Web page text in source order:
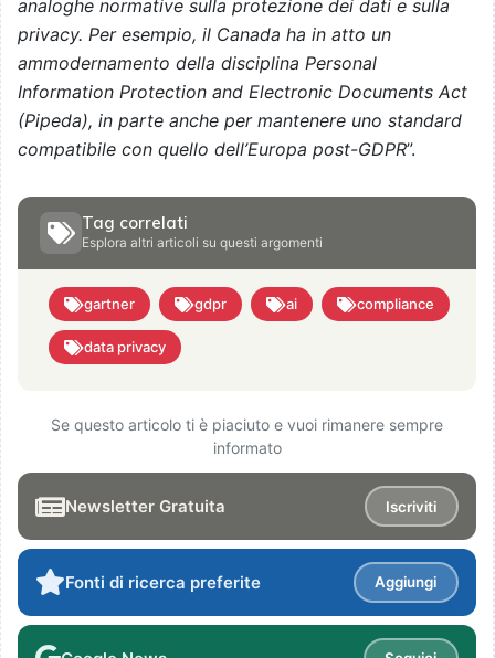
analoghe normative sulla protezione dei dati e sulla
privacy. Per esempio, il Canada ha in atto un
ammodernamento della disciplina Personal
Information Protection and Electronic Documents Act
(Pipeda), in parte anche per mantenere uno standard
compatibile con quello dell’Europa post-GDPR”.
Tag correlati
Esplora altri articoli su questi argomenti
gartner gdpr ai compliance
data privacy
Se questo articolo ti è piaciuto e vuoi rimanere sempre
informato
Newsletter Gratuita Iscriviti
Fonti di ricerca preferite Aggiungi